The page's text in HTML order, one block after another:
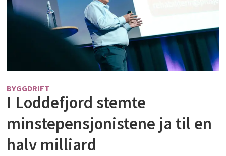
BYGGDRIFT
I Loddefjord stemte
minstepensjonistene ja til en
halv milliard